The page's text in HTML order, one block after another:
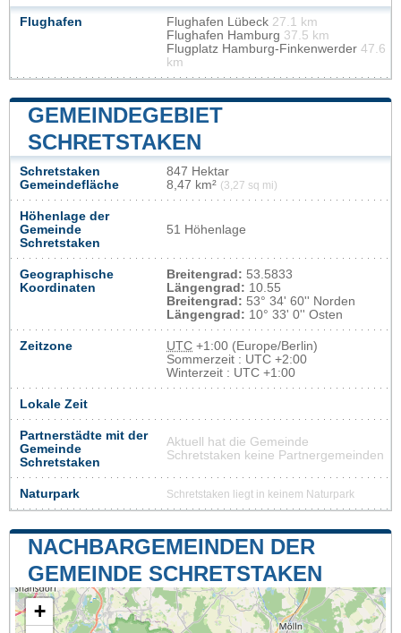
Flughafen Flughafen Lübeck 27.1 km
Flughafen Hamburg 37.5 km
Flugplatz Hamburg-Finkenwerder 47.6
km
GEMEINDEGEBIET
SCHRETSTAKEN
Schretstaken
Gemeindefläche
847 Hektar
8,47 km² (3,27 sq mi)
Höhenlage der
Gemeinde
Schretstaken
51 Höhenlage
Geographische
Koordinaten
Breitengrad: 53.5833
Längengrad: 10.55
Breitengrad: 53° 34' 60'' Norden
Längengrad: 10° 33' 0'' Osten
Zeitzone UTC +1:00 (Europe/Berlin)
Sommerzeit : UTC +2:00
Winterzeit : UTC +1:00
Lokale Zeit
Partnerstädte mit der
Gemeinde
Schretstaken
Aktuell hat die Gemeinde
Schretstaken keine Partnergemeinden
Naturpark Schretstaken liegt in keinem Naturpark
NACHBARGEMEINDEN DER
GEMEINDE SCHRETSTAKEN
+